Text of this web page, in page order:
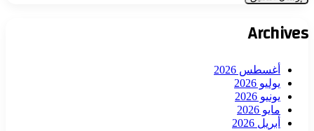
Archives
أغسطس 2026
يوليو 2026
يونيو 2026
مايو 2026
أبريل 2026